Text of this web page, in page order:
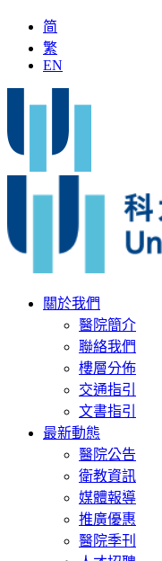
简
繁
EN
關於我們
醫院簡介
聯絡我們
樓層分佈
交通指引
文書指引
最新動態
醫院公告
衛教資訊
媒體報導
推廣優惠
醫院季刊